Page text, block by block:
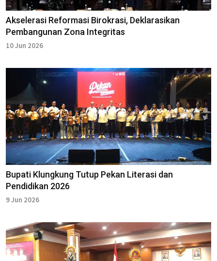
Akselerasi Reformasi Birokrasi, Deklarasikan
Pembangunan Zona Integritas
10 Jun 2026
Bupati Klungkung Tutup Pekan Literasi dan
Pendidikan 2026
9 Jun 2026